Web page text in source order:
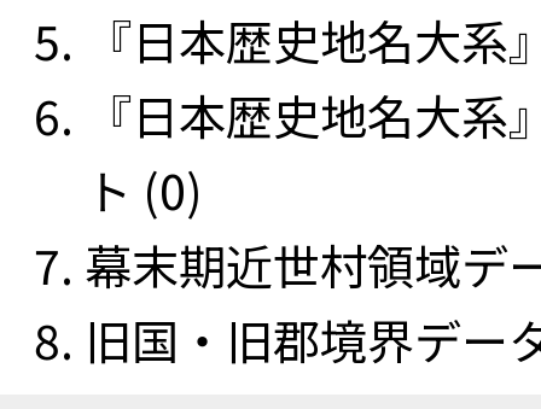
『日本歴史地名大
『日本歴史地名大
ト (0)
幕末期近世村領域デ
旧国・旧郡境界デー